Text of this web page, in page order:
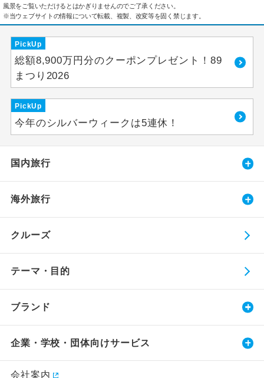
風景をご覧いただけるとはかぎりませんのでご了承ください。
※当ウェブサイトの情報について転載、複製、改変等を固く禁じます。
PickUp
総額8,900万円分のクーポンプレゼント！89
まつり2026
PickUp
今年のシルバーウィークは5連休！
国内旅行
海外旅行
クルーズ
テーマ・目的
ブランド
企業・学校・団体向けサービス
会社案内